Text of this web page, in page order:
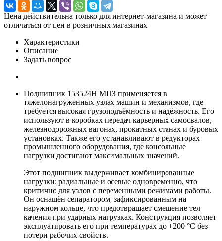
Цена действительна только для интернет-магазина и может
отличаться от цен в розничных магазинах
Характеристики
Описание
Задать вопрос
Подшипник 153524Н МПЗ применяется в
тяжелонагруженных узлах машин и механизмов, где
требуется высокая грузоподъёмность и надёжность. Его
используют в коробках передач карьерных самосвалов,
железнодорожных вагонах, прокатных станах и буровых
установках. Также его устанавливают в редукторах
промышленного оборудования, где консольные
нагрузки достигают максимальных значений.
Этот подшипник выдерживает комбинированные
нагрузки: радиальные и осевые одновременно, что
критично для узлов с переменными режимами работы.
Он оснащён сепаратором, зафиксированным на
наружном кольце, что предотвращает смещение тел
качения при ударных нагрузках. Конструкция позволяет
эксплуатировать его при температурах до +200 °C без
потери рабочих свойств.